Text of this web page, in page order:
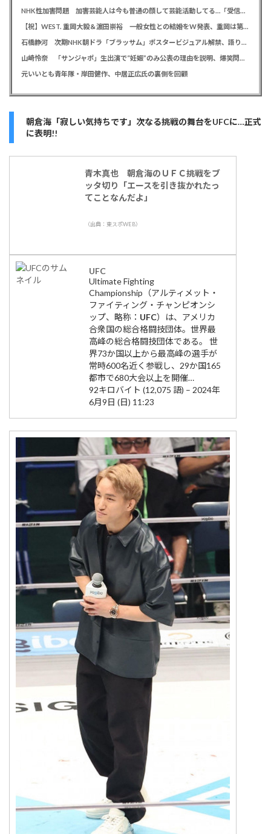
NHK性加害問題 加害芸能人は今も普通の顔して芸能活動してる…「受信料を取るくらいなら詳細を伝えよ」視聴者からは批判の声
【祝】WEST. 重岡大毅＆濵田崇裕 一般女性との結婚をW発表、重岡は第1子誕生も報告
石橋静河 次期NHK朝ドラ「ブラッサム」ポスタービジュアル解禁、語りは三條雅幸アナウンサー
山崎怜奈 「サンジャポ」生出演で“妊娠”のみ公表の理由を説明、爆笑問題には「お祝い待ってます」
元いいとも青年隊・岸田健作、中居正広氏の裏側を回顧
朝倉海「寂しい気持ちです」次なる挑戦の舞台をUFCに…正式
に表明!!
青木真也 朝倉海のＵＦＣ挑戦をブ
ッタ切り「エースを引き抜かれたっ
てことなんだよ」
（出典：東スポWEB）
UFC
Ultimate Fighting
Championship（アルティメット・
ファイティング・チャンピオンシ
ップ、略称： UFC）は、アメリカ
合衆国の総合格闘技団体。世界最
高峰の総合格闘技団体である。 世
界73か国以上から最高峰の選手が
常時600名近く参戦し、29か国165
都市で680大会以上を開催…
92キロバイト (12,075 語) – 2024年
6月9日 (日) 11:23